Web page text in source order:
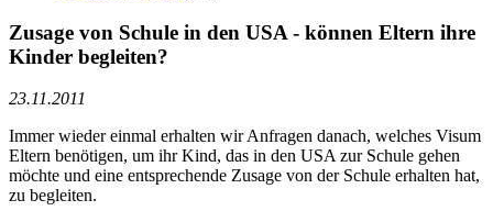
Zusage von Schule in den USA - können Eltern ihre
Kinder begleiten?
23.11.2011
Immer wieder einmal erhalten wir Anfragen danach, welches Visum
Eltern benötigen, um ihr Kind, das in den USA zur Schule gehen
möchte und eine entsprechende Zusage von der Schule erhalten hat,
zu begleiten.